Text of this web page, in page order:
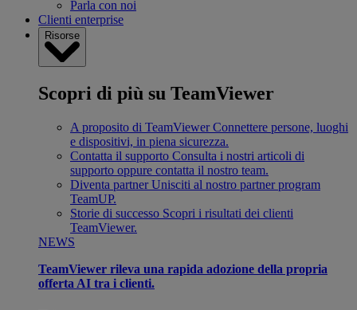
Parla con noi
Clienti enterprise
Risorse
Scopri di più su TeamViewer
A proposito di TeamViewer Connettere persone, luoghi
e dispositivi, in piena sicurezza.
Contatta il supporto Consulta i nostri articoli di
supporto oppure contatta il nostro team.
Diventa partner Unisciti al nostro partner program
TeamUP.
Storie di successo Scopri i risultati dei clienti
TeamViewer.
NEWS
TeamViewer rileva una rapida adozione della propria
offerta AI tra i clienti.